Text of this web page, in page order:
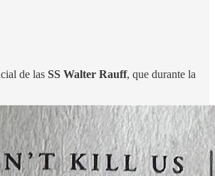
de las SS Walter Rauff, que durante la